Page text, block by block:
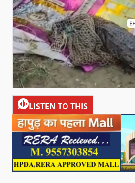
LISTEN TO THIS